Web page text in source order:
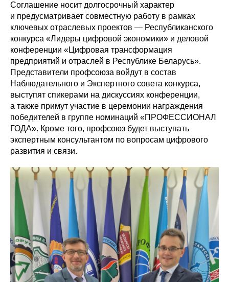
Соглашение носит долгосрочный характер
и предусматривает совместную работу в рамках
ключевых отраслевых проектов — Республиканского
конкурса «Лидеры цифровой экономики» и деловой
конференции «Цифровая трансформация
предприятий и отраслей в Республике Беларусь».
Представители профсоюза войдут в состав
Наблюдательного и Экспертного совета конкурса,
выступят спикерами на дискуссиях конференции,
а также примут участие в церемонии награждения
победителей в группе номинаций «ПРОФЕССИОНАЛ
ГОДА». Кроме того, профсоюз будет выступать
экспертным консультантом по вопросам цифрового
развития и связи.